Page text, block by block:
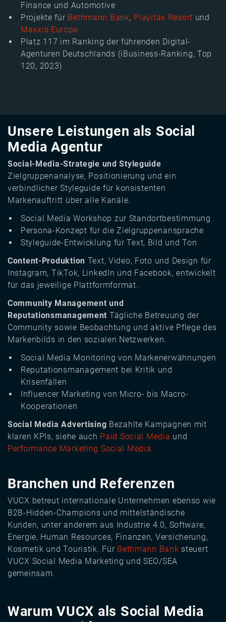
Finance und Automotive
Projekte für Bethmann Bank, Playitas Resort und
Maxxis Europe
Platz 117 im Ranking der führenden Digital-
Agenturen Deutschlands (iBusiness-Ranking, Top
120, 2023)
Unsere Leistungen als Social
Media Agentur
Social-Media-Strategie und Styleguide
Zielgruppenanalyse, Positionierung und ein
verbindlicher Styleguide für konsistenten
Markenauftritt über alle Kanäle.
Social Media Workshop zur Standortbestimmung
Persona-Konzept für die Zielgruppenansprache
Styleguide-Entwicklung für Text, Bild und Ton
Content-Produktion Text, Video, Foto und Design für
Instagram, TikTok, LinkedIn und Facebook, entwickelt
für das jeweilige Plattformformat.
Community Management und
Reputationsmanagement Tägliche Betreuung der
Community sowie Beobachtung und aktive Pflege des
Markenbilds in den sozialen Netzwerken.
Social Media Monitoring von Markenerwähnungen
Reputationsmanagement bei Kritik und
Krisenfällen
Influencer Marketing von Micro- bis Macro-
Kooperationen
Social Media Advertising Bezahlte Kampagnen mit
klaren KPIs, siehe auch Paid Social Media und
Performance Marketing Social Media.
Branchen und Referenzen
VUCX betreut internationale Unternehmen ebenso wie
B2B-Hidden-Champions und mittelständische
Kunden, unter anderem aus Industrie 4.0, Software,
Energie, Human Resources, Finanzen, Versicherung,
Kosmetik und Touristik. Für Bethmann Bank steuert
VUCX Social Media Marketing und SEO/SEA
gemeinsam.
Warum VUCX als Social Media